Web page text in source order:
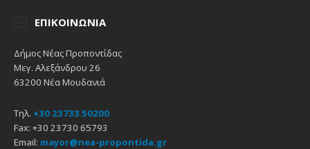
ΕΠΙΚΟΙΝΩΝΊΑ
Δήμος Νέας Προποντίδας
Μεγ. Αλεξάνδρου 26
63200 Νέα Μουδανιά
Τηλ. +30 23733 50200
Fax: +30 23730 65793
Email: mayor@nea-propontida.gr